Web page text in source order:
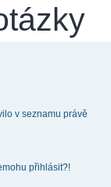
v seznamu právě
přihlásit?!